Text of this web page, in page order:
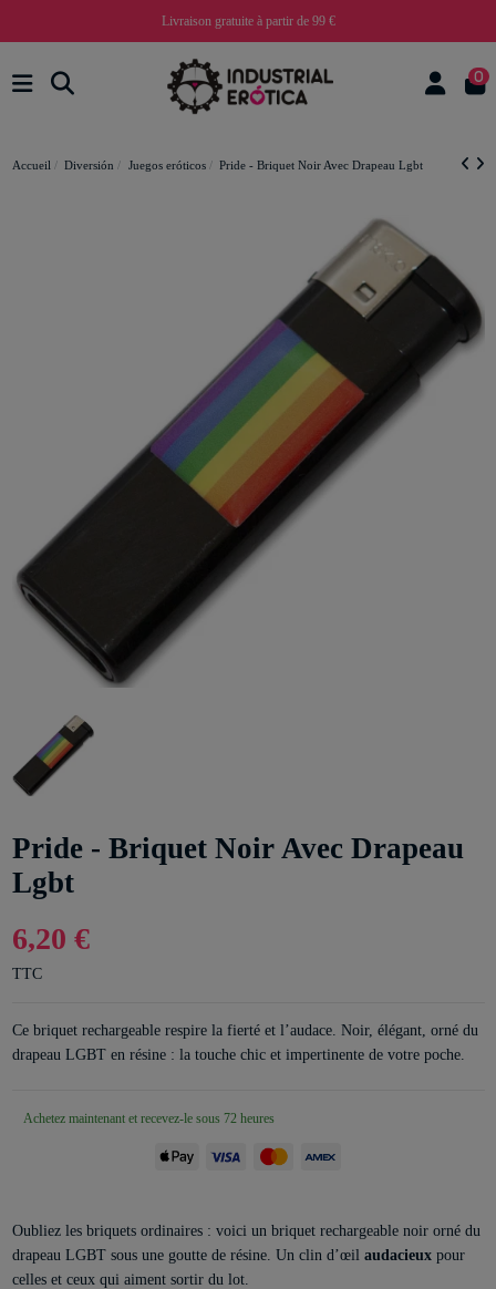
Livraison gratuite à partir de 99 €
0
Accueil Diversión Juegos eróticos Pride - Briquet Noir Avec Drapeau Lgbt
Pride - Briquet Noir Avec Drapeau
Lgbt
6,20 €
TTC
Ce briquet rechargeable respire la fierté et l’audace. Noir, élégant, orné du
drapeau LGBT en résine : la touche chic et impertinente de votre poche.
Achetez maintenant et recevez-le sous 72 heures
Oubliez les briquets ordinaires : voici un briquet rechargeable noir orné du
drapeau LGBT sous une goutte de résine. Un clin d’œil audacieuxpour
celles et ceux qui aiment sortir du lot.